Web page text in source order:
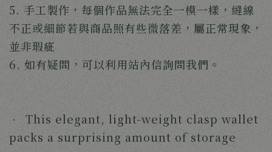
5. 手工製作，每個作品無法完全一模一樣，縫線
不正或細節若與商品照有些微落差，屬正常現象，
並非瑕疵
6. 如有疑問，可以利用站內信詢問我們。
‧ This elegant, light-weight clasp wallet
packs a surprising amount of storage